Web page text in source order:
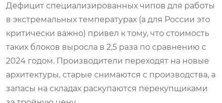
Дефицит специализированных чипов для работы
в экстремальных температурах (а для России это
критически важно) привел к тому, что стоимость
таких блоков выросла в 2,5 раза по сравнению с
2024 годом. Производители переходят на новые
архитектуры, старые снимаются с производства, а
запасы на складах раскупаются перекупщиками